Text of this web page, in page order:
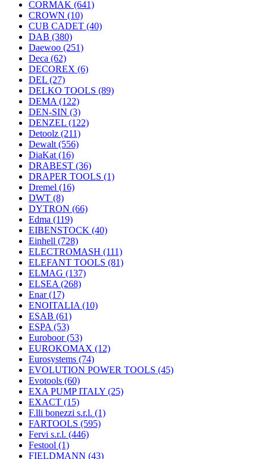
CORMAK (641)
CROWN (10)
CUB CADET (40)
DAB (380)
Daewoo (251)
Deca (62)
DECOREX (6)
DEL (27)
DELKO TOOLS (89)
DEMA (122)
DEN-SIN (3)
DENZEL (122)
Detoolz (211)
Dewalt (556)
DiaKat (16)
DRABEST (36)
DRAPER TOOLS (1)
Dremel (16)
DWT (8)
DYTRON (66)
Edma (119)
EIBENSTOCK (40)
Einhell (728)
ELECTROMASH (111)
ELEFANT TOOLS (81)
ELMAG (137)
ELSEA (268)
Enar(17)
ENOITALIA (10)
ESAB (61)
ESPA (53)
Euroboor(53)
EUROKOMAX (12)
Eurosystems (74)
EVOLUTION POWER TOOLS (45)
Evotools (60)
EXA PUMP ITALY (25)
EXACT (15)
F.lli bonezzi s.r.l. (1)
FARTOOLS (595)
Fervi s.r.l. (446)
Festool (1)
FIELDMANN (43)